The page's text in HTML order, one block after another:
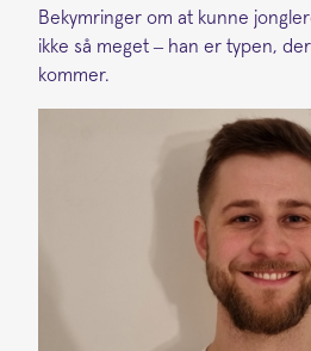
Bekymringer om at kunne
ikke så meget – han er typen,
kommer.